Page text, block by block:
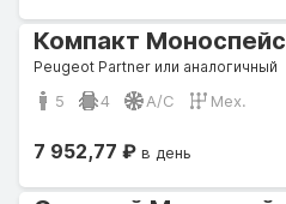
Компакт Моноспейс
Peugeot Partner или аналогичный
5 4 A/C Мех.
7 952,77 ₽ в день